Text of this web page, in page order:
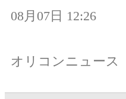
08月07日 12:26
オリコンニュース